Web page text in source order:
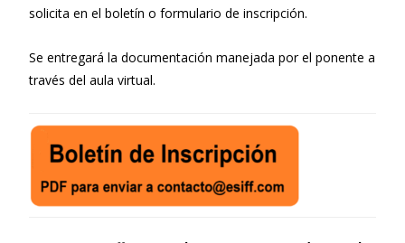
solicita en el boletín o formulario de inscripción.
Se entregará la documentación manejada por el ponente a
través del aula virtual.